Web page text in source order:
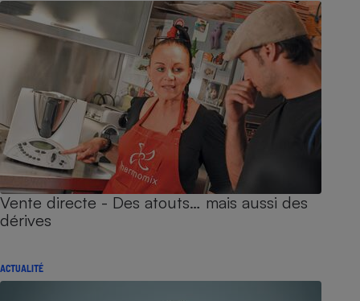
Vente directe - Des atouts… mais aussi des
dérives
ACTUALITÉ